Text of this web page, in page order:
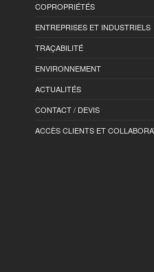
COPROPRIÉTÉS
ENTREPRISES ET INDUSTRIELS
TRAÇABILITÉ
ENVIRONNEMENT
ACTUALITÉS
CONTACT / DEVIS
ACCÈS CLIENTS ET